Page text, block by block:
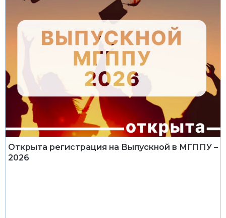
Открыта регистрация на Выпускной в МГППУ –
2026